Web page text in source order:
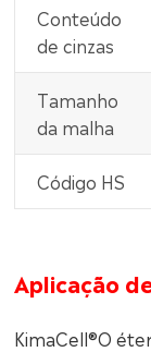
Conteúdo
de cinzas
Tamanho
da malha
Código HS
Aplicação
KimaCell®O